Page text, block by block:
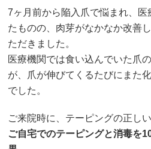
7ヶ月前から陥入爪で悩まれ、
たものの、肉芽がなかなか改善
ただきました。
医療機関では食い込んでいた爪
が、爪が伸びてくるたびにまた
でした。
ご来院時に、テーピングの正し
ご自宅でのテーピングと消毒を